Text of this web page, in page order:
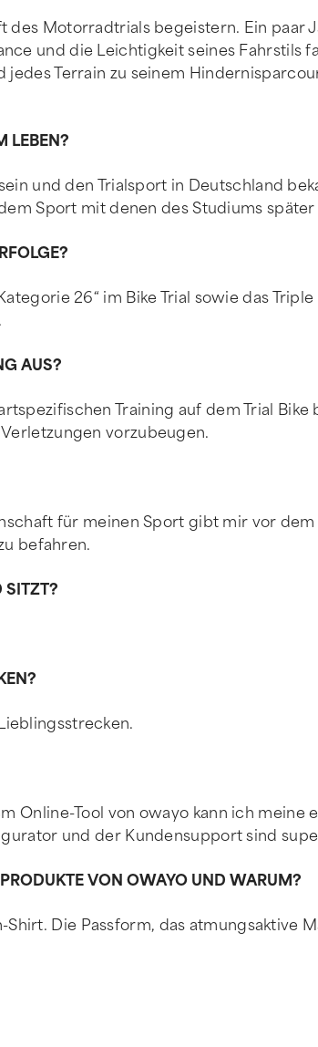
des Motorradtrials begeistern. Ein paar
und die Leichtigkeit seines Fahrstils
Terrain zu seinem
LEBEN?
und den Trialsport in Deutschland
Sport mit denen des Studiums später
26“ im Bike Trial sowie das
AUS?
Training auf dem Trial
vorzubeugen.
für meinen Sport gibt mir vor
befahren.
SITZT?
Online-Tool von owayo kann ich
und der Kundensupport sind
VON OWAYO UND WARUM?
Die Passform, das atmungsaktive